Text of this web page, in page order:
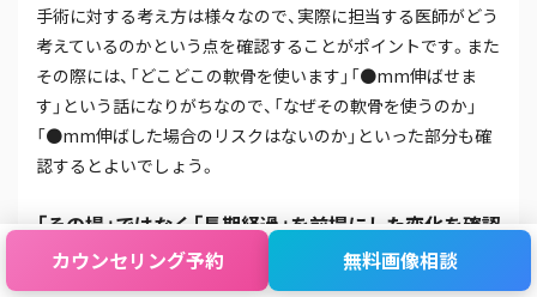
手術に対する考え方は様々なので、実際に担当する医師がどう
考えているのかという点を確認することがポイントです。また
その際には、「どこどこの軟骨を使います」「●mm伸ばせま
す」という話になりがちなので、「なぜその軟骨を使うのか」
「●mm伸ばした場合のリスクはないのか」といった部分も確
認するとよいでしょう。
「その場」ではなく「長期経過」を前提にした変化を確認
する
鼻中隔延長術の仕上がりには個人差があるものの、長期的な曲
カウンセリング予約 無料画像相談